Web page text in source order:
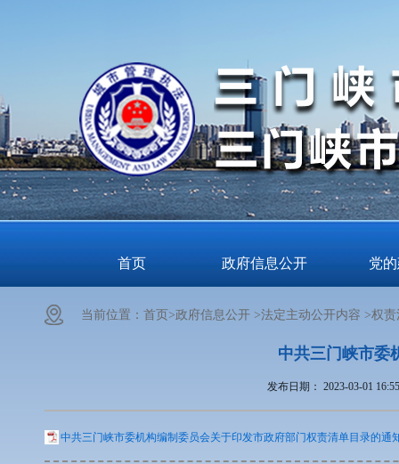
首页 政府信息公开 党
当前位置： 首页>政府信息公开 >法定主动公开内容 >权责
中共三门峡市委
发布日期： 2023-03-01 16:55
中共三门峡市委机构编制委员会关于印发市政府部门权责清单目录的通